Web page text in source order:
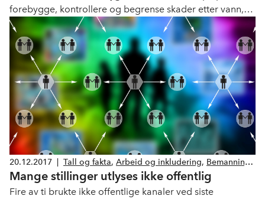
forebygge, kontrollere og begrense skader etter vann,
brann og klima. Her er store karrièremuligheter. Nå
satser konsernet på å gi mange med hull i CV-en en
mulighet gjennom Ringer i Vannet.
20.12.2017 Tall og fakta, Arbeid og inkludering, Bemanning
og rekruttering
Mange stillinger utlyses ikke offentlig
Fire av ti brukte ikke offentlige kanaler ved siste